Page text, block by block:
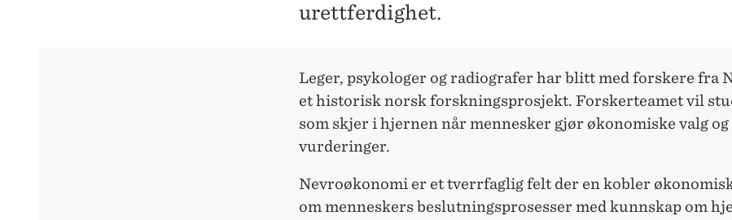
urettferdighet.
Leger, psykologer og radiografer har blitt med forskere fra
et historisk norsk forskningsprosjekt. Forskerteamet vil
som skjer i hjernen når mennesker gjør økonomiske valg og
vurderinger.
Nevroøkonomi er et tverrfaglig felt der en kobler
om menneskers beslutningsprosesser med kunnskap om